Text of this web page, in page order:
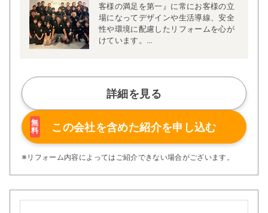
客様の満足を第一』に常にお客様の立
場になってデザインや生活導線、安全
性や環境に配慮したリフォームを心が
けています。
軒一軒違います。私たちは、全てのお
客様に喜んでいただきたいという想い
でリフォームプランを作り、世界でた
った一つのプレゼンテーションを大切
にしています。
詳細を見る
無
料
この会社を含めた紹介を申し込む
※リフォーム内容によってはご紹介できない場合がございます。